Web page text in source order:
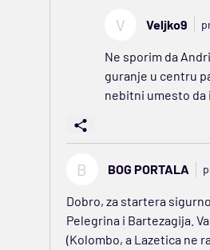
V Veljko9
Ne sporim da
guranje u centru
nebitni umesto da
B BOG PORTALA
Dobro, za startera
Pelegrina i Bartezagija.
(Kolombo, a Lazetica ne